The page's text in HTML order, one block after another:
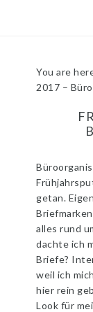
You are
2017 –
getan.
alles rund
dachte ich
Briefe?
weil ich
hier rein
Look für